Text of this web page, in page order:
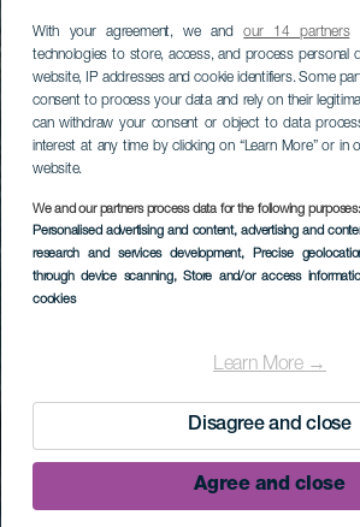
With your agreement, we andour 14 partners
technologies to store, access, and process personal
website, IP addresses and cookie identifiers. Some
consent to process your data and rely on their
can withdraw your consent or object to data
interest at any time by clicking on “Learn More” or in
website.
We and our partners process data for the following purposes:
Personalised advertising and content, advertising and
research and services development, Precise
through device scanning, Store and/or access
cookies
Learn More →
Disagree and close
Agree and close